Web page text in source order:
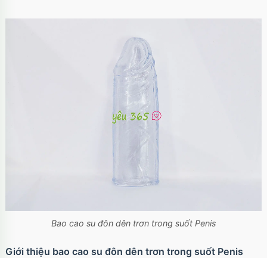
Bao cao su đôn dên trơn trong suốt Penis
Giới thiệu bao cao su đôn dên trơn trong suốt Penis